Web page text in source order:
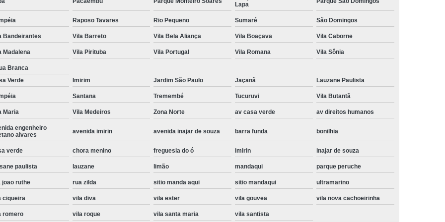
Instalação de Maquina de Lavar Roupa
Instalação de Maquina de Lavar Samsung
Instalação Eletrica Maquina de Lavar Roupa
Instalação Maquina de Lavar Roupa
Instalação Maquina de Lavar Samsung
Instalação Maquina Lavar e Seca
Instalar Maquina Lavar Roupa
Maquina de Lavar Roupa Instalação
Samsung Instalação Maquina de Lavar
Instalação de Lava e Seca
Instalação de Lava e Seca Samsung
Instalação de Maquina Lava e Seca
Instalação Lava e Seca
Instalação Lava e Seca Samsung
Instalação Lava Seca
Instalação Maquina Lava e Seca
Instalação Maquina Lava e Seca Samsung
Instalação Samsung Lava e Seca
Lava e Seca Instalação
Lava e Seca Samsung Instalação
Samsung Instalação Lava e Seca
Manutenção de Fogão
Manutenção de Fogão a Gas
Manutenção de Fogão Cooktop
Manutenção de Fogão Electrolux
Manutenção em Fogão
Lapa
Raposo Tavares Rio Pequeno Sumaré São Domingos
Bandeirantes Vila Barreto Vila Bela Aliança Vila Boaçava Vila Caborne
Madalena Vila Pirituba Vila Portugal Vila Romana Vila Sônia
Branca
Verde Imirim Jardim São Paulo Jaçanã Lauzane Paulista
Santana Tremembé Tucuruvi Vila Butantã
Maria Vila Medeiros Zona Norte av casa verde av direitos humanos
engenheiro
alvares
avenida imirin avenida inajar de souza barra funda bonilhia
verde chora menino freguesia do ó imirin inajar de souza
paulista lauzane limão mandaqui parque peruche
joao ruthe rua zilda sitio manda aqui sitio mandaqui ultramarino
ciqueira vila diva vila ester vila gouvea vila nova cachoeirinha
romero vila roque vila santa maria vila santista